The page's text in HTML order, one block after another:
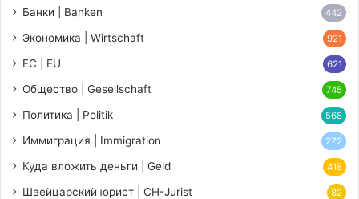
Банки | Banken 442
Экономика | Wirtschaft 921
ЕС | EU 621
Общество | Gesellschaft 745
Политика | Politik 568
Иммиграция | Immigration 272
Куда вложить деньги | Geld 418
Швейцарский юрист | CH-Jurist 82